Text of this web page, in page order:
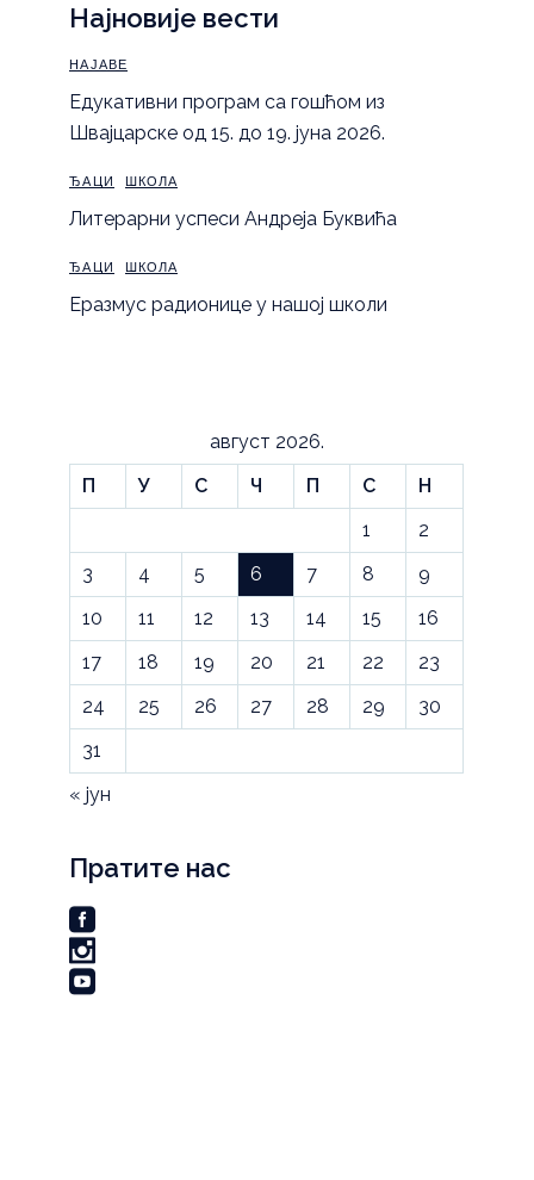
Најновије вести
НАЈАВЕ
Eдукативни програм са гошћом из
Швајцарске од 15. до 19. јуна 2026.
ЂАЦИ ШКОЛА
Литерарни успеси Андреја Буквића
ЂАЦИ ШКОЛА
Еразмус радионице у нашој школи
август 2026.
П
У С Ч П С
Н
1
2
3
4 5 6 7 8
9
10
11 12 13 14 15
16
17
18 19 20 21 22
23
24
25 26 27 28 29
30
31
« јун
Пратите нас